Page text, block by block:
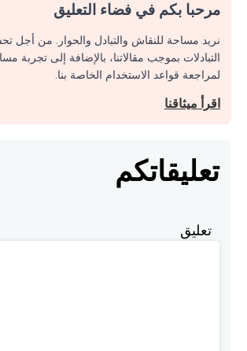
مرحبا بكم في فضاء التعليق
نريد مساحة للنقاش والتبادل والحوار. من أجل
التبادلات بموجب مقالاتنا، بالإضافة إلى تجربة
لمراجعة قواعد الاستخدام الخاصة بنا.
اقرأ ميثاقنا
تعليقاتكم
تعليق